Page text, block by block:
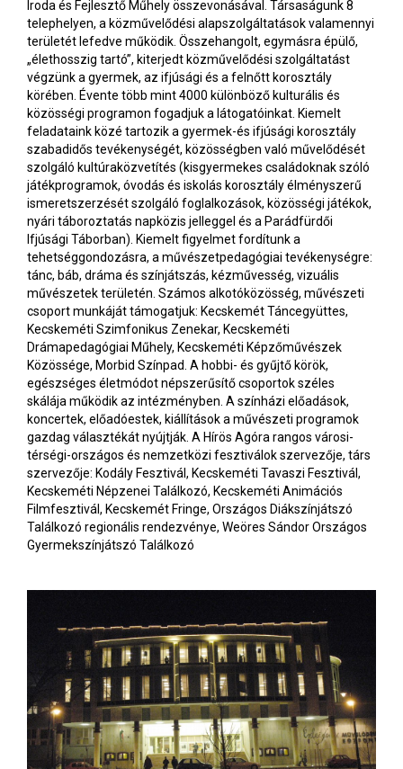
Iroda és Fejlesztő Műhely összevonásával. Társaságunk 8
telephelyen, a közművelődési alapszolgáltatások valamennyi
területét lefedve működik. Összehangolt, egymásra épülő,
„élethosszig tartó”, kiterjedt közművelődési szolgáltatást
végzünk a gyermek, az ifjúsági és a felnőtt korosztály
körében. Évente több mint 4000 különböző kulturális és
közösségi programon fogadjuk a látogatóinkat. Kiemelt
feladataink közé tartozik a gyermek-és ifjúsági korosztály
szabadidős tevékenységét, közösségben való művelődését
szolgáló kultúraközvetítés (kisgyermekes családoknak szóló
játékprogramok, óvodás és iskolás korosztály élményszerű
ismeretszerzését szolgáló foglalkozások, közösségi játékok,
nyári táboroztatás napközis jelleggel és a Parádfürdői
Ifjúsági Táborban). Kiemelt figyelmet fordítunk a
tehetséggondozásra, a művészetpedagógiai tevékenységre:
tánc, báb, dráma és színjátszás, kézművesség, vizuális
művészetek területén. Számos alkotóközösség, művészeti
csoport munkáját támogatjuk: Kecskemét Táncegyüttes,
Kecskeméti Szimfonikus Zenekar, Kecskeméti
Drámapedagógiai Műhely, Kecskeméti Képzőművészek
Közössége, Morbid Színpad. A hobbi- és gyűjtő körök,
egészséges életmódot népszerűsítő csoportok széles
skálája működik az intézményben. A színházi előadások,
koncertek, előadóestek, kiállítások a művészeti programok
gazdag választékát nyújtják. A Hírös Agóra rangos városi-
térségi-országos és nemzetközi fesztiválok szervezője, társ
szervezője: Kodály Fesztivál, Kecskeméti Tavaszi Fesztivál,
Kecskeméti Népzenei Találkozó, Kecskeméti Animációs
Filmfesztivál, Kecskemét Fringe, Országos Diákszínjátszó
Találkozó regionális rendezvénye, Weöres Sándor Országos
Gyermekszínjátszó Találkozó